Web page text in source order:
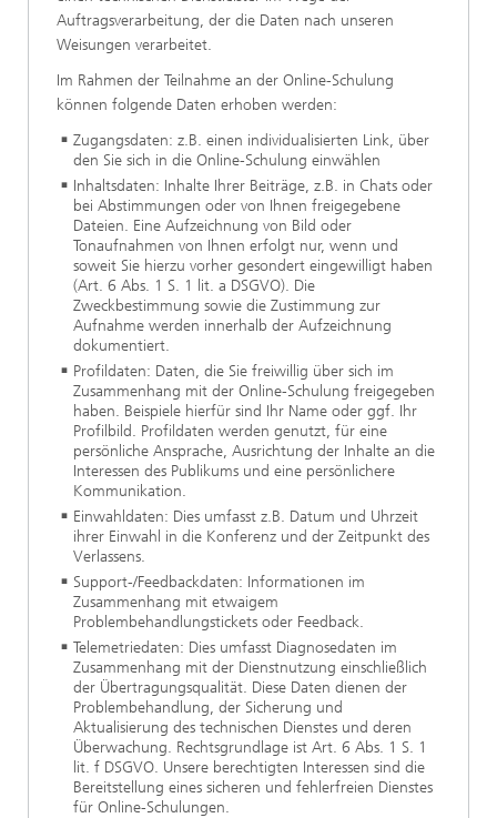
Auftragsverarbeitung, der die Daten nach unseren
Weisungen verarbeitet.
Im Rahmen der Teilnahme an der Online-Schulung
können folgende Daten erhoben werden:
Zugangsdaten: z.B. einen individualisierten Link, über
den Sie sich in die Online-Schulung einwählen
Inhaltsdaten: Inhalte Ihrer Beiträge, z.B. in Chats oder
bei Abstimmungen oder von Ihnen freigegebene
Dateien. Eine Aufzeichnung von Bild oder
Tonaufnahmen von Ihnen erfolgt nur, wenn und
soweit Sie hierzu vorher gesondert eingewilligt haben
(Art. 6 Abs. 1 S. 1 lit. a DSGVO). Die
Zweckbestimmung sowie die Zustimmung zur
Aufnahme werden innerhalb der Aufzeichnung
dokumentiert.
Profildaten: Daten, die Sie freiwillig über sich im
Zusammenhang mit der Online-Schulung freigegeben
haben. Beispiele hierfür sind Ihr Name oder ggf. Ihr
Profilbild. Profildaten werden genutzt, für eine
persönliche Ansprache, Ausrichtung der Inhalte an die
Interessen des Publikums und eine persönlichere
Kommunikation.
Einwahldaten: Dies umfasst z.B. Datum und Uhrzeit
ihrer Einwahl in die Konferenz und der Zeitpunkt des
Verlassens.
Support-/Feedbackdaten: Informationen im
Zusammenhang mit etwaigem
Problembehandlungstickets oder Feedback.
Telemetriedaten: Dies umfasst Diagnosedaten im
Zusammenhang mit der Dienstnutzung einschließlich
der Übertragungsqualität. Diese Daten dienen der
Problembehandlung, der Sicherung und
Aktualisierung des technischen Dienstes und deren
Überwachung. Rechtsgrundlage ist Art. 6 Abs. 1 S. 1
lit. f DSGVO. Unsere berechtigten Interessen sind die
Bereitstellung eines sicheren und fehlerfreien Dienstes
für Online-Schulungen.